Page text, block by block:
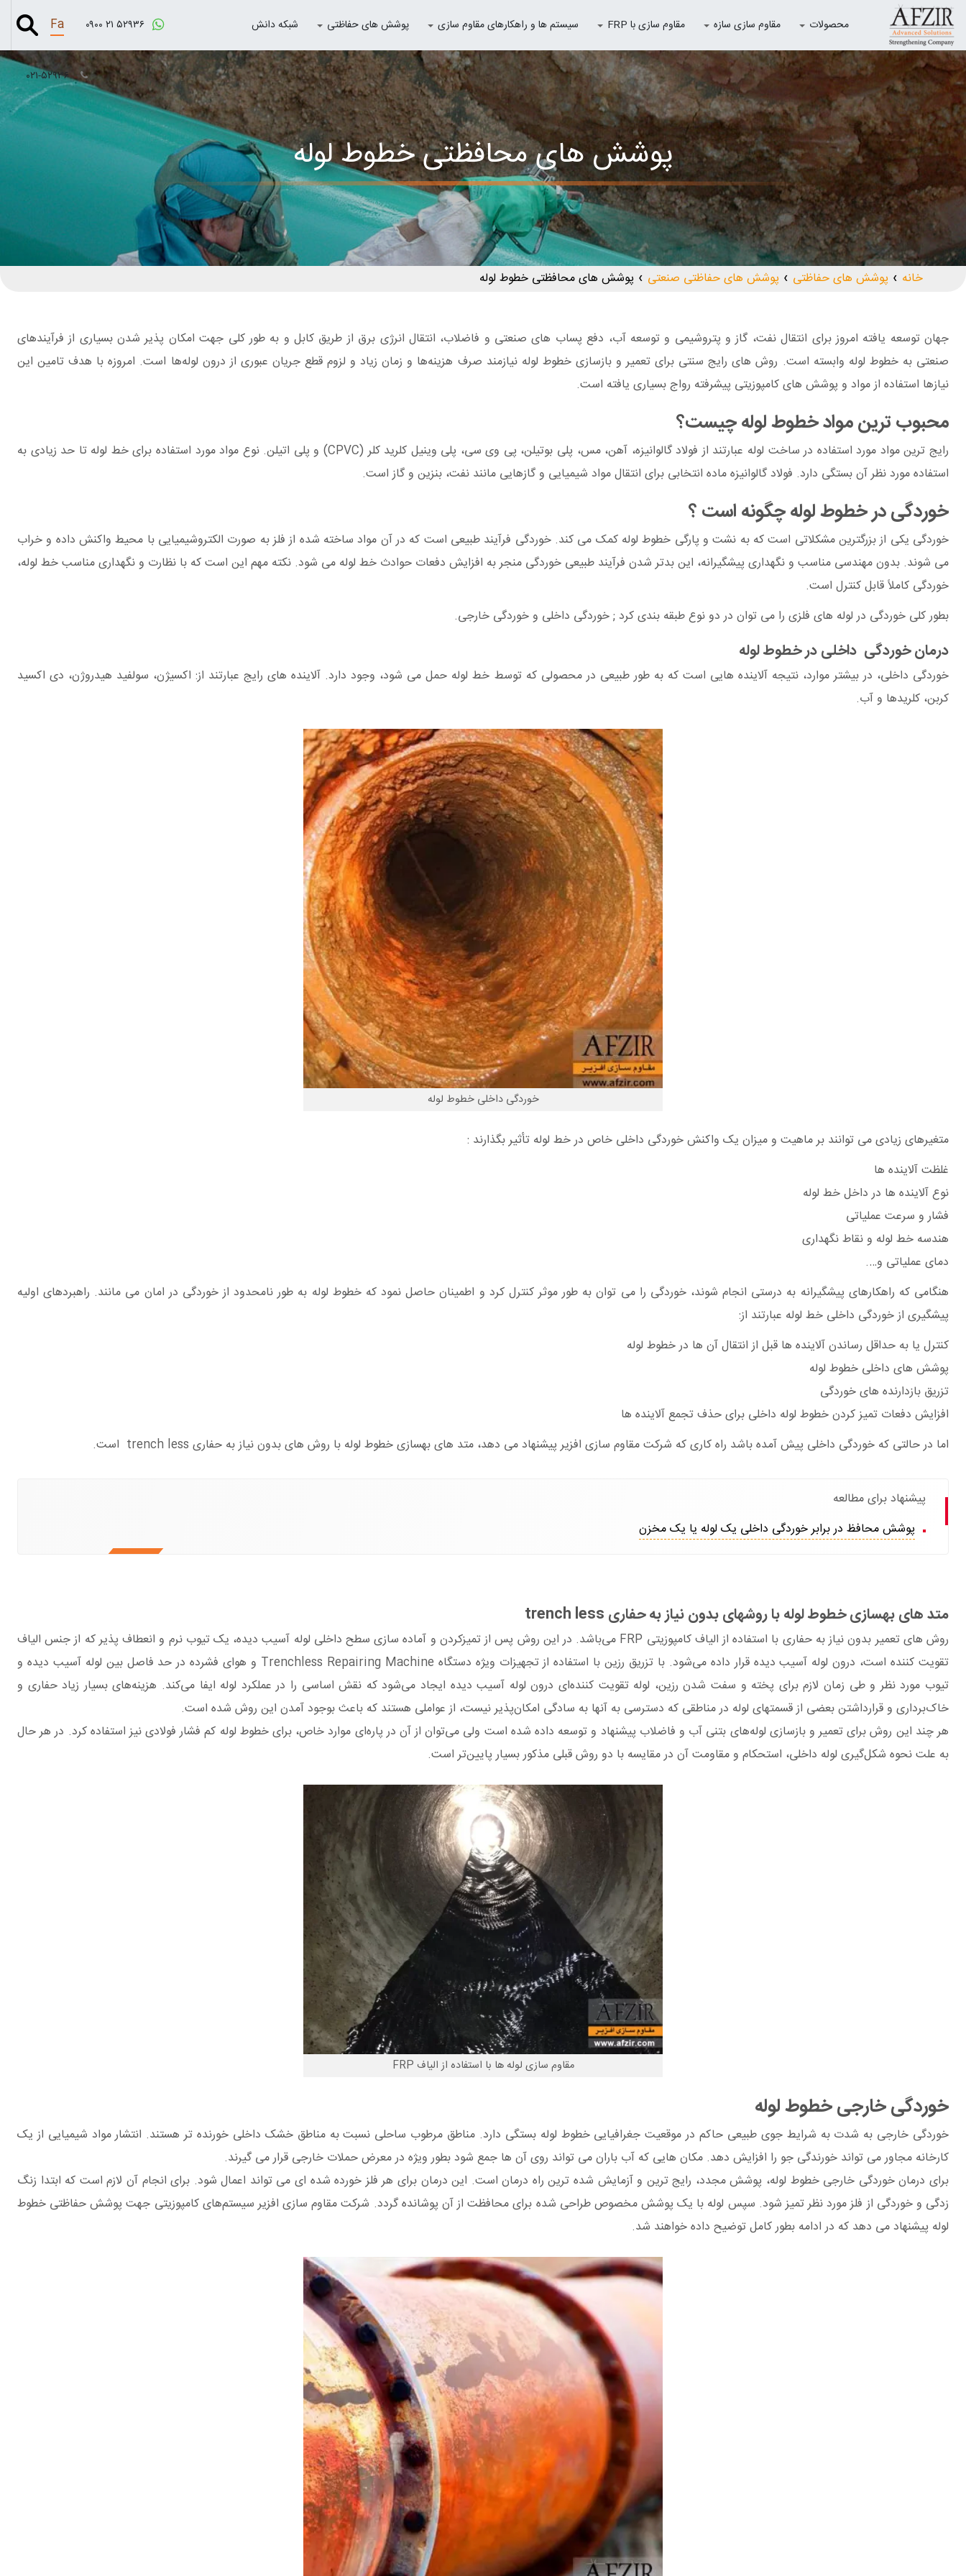
Fa محصولات مقاوم سازی سازه مقاوم سازی با FRP سیستم ها و راهکارهای مقاوم سازی پوشش های حفاظتی شبکه دانش ۰۹۰۰ ۲۱ ۵۲۹۳۶
۰۲۱-۵۲۹۳۶
پوشش های محافظتی خطوط لوله
خانه ❯ پوشش های حفاظتی ❯ پوشش های حفاظتی صنعتی ❯ پوشش های محافظتی خطوط لوله
جهان توسعه یافته امروز برای انتقالنفت، گاز و پتروشیمی و توسعهآب، دفع پساب های صنعتی و فاضلاب، انتقال انرژی برق از طریق کابل و به طور کلی جهت امکان پذیر شدن بسیاری از فرآیندهای
صنعتی بهخطوط لوله وابسته است. روش های رایج سنتی برای تعمیر و بازسازی خطوط لوله نیازمند صرف هزینه‌ها و زمان زیاد و لزوم قطع جریان عبوری از درون لوله‌ها ‌است. امروزه با هدف تامین این
نیاز‌ها استفاده از مواد و پوشش های کامپوزیتی پیشرفته رواج بسیاری یافته ‌است.
محبوب ترین مواد خطوط لوله چیست؟
رایج ترین مواد مورد استفاده در ساخت لوله عبارتند از فولاد گالوانیزه، آهن، مس، پلی بوتیلن، پی وی سی، پلی وینیل کلرید کلر (CPVC) و پلی اتیلن. نوع مواد مورد استفاده برای خط لوله تا حد زیادی به
استفاده مورد نظر آن بستگی دارد. فولاد گالوانیزه ماده انتخابی برای انتقال مواد شیمیایی و گازهایی مانند نفت، بنزین و گاز است.
خوردگی در خطوط لوله چگونه است ؟
خوردگی یکی از بزرگترین مشکلاتی است که به نشت و پارگی خطوط لوله کمک می کند. خوردگی فرآیند طبیعی است که در آن مواد ساخته شده از فلز به صورت الکتروشیمیایی با محیط واکنش داده و خراب
می شوند. بدون مهندسی مناسب و نگهداری پیشگیرانه، این بدتر شدن فرآیند طبیعی خوردگی منجر به افزایش دفعات حوادث خط لوله می شود. نکته مهم این است که با نظارت و نگهداری مناسب خط لوله،
خوردگی کاملاً قابل کنترل است.
بطور کلی خوردگی در لوله های فلزی را می توان در دو نوع طبقه بندی کرد ; خوردگی داخلی و خوردگی خارجی.
درمان خوردگی داخلی در خطوط لوله
خوردگی داخلی، در بیشتر موارد، نتیجه آلاینده هایی است که به طور طبیعی در محصولی که توسط خط لوله حمل می شود، وجود دارد. آلاینده های رایج عبارتند از: اکسیژن، سولفید هیدروژن، دی اکسید
کربن، کلریدها و آب.
خوردگی داخلی خطوط لوله
متغیرهای زیادی می توانند بر ماهیت و میزان یک واکنش خوردگی داخلی خاص در خط لوله تأثیر بگذارند :
غلظت آلاینده ها
نوع آلاینده ها در داخل خط لوله
فشار و سرعت عملیاتی
هندسه خط لوله و نقاط نگهداری
دمای عملیاتی و….
هنگامی که راهکارهای پیشگیرانه به درستی انجام شوند، خوردگی را می توان به طور موثر کنترل کرد و اطمینان حاصل نمود که خطوط لوله به طور نامحدود از خوردگی در امان می مانند. راهبردهای اولیه
پیشگیری از خوردگی داخلی خط لوله عبارتند از:
کنترل یا به حداقل رساندن آلاینده ها قبل از انتقال آن ها در خطوط لوله
پوشش های داخلی خطوط لوله
تزریق بازدارنده های خوردگی
افزایش دفعات تمیز کردن خطوط لوله داخلی برای حذف تجمع آلاینده ها
اما در حالتی که خوردگی داخلی پیش آمده باشد راه کاری که شرکت مقاوم سازی افزیرپیشنهاد می دهد، متد های بهسازی خطوط لوله با روش های بدون نیاز به حفاری trench less است.
پیشنهاد برای مطالعه
پوشش محافظ در برابر خوردگی داخلی یک لوله یا یک مخزن
متد های بهسازی خطوط لوله با روشهای بدون نیاز به حفاری trench less
روش های تعمیر بدون نیاز به حفاری با استفاده از الیاف کامپوزیتی FRP می‌باشد. در این روش پس از تمیز‌کردن و آماده‌ سازی سطح داخلی لوله آسیب‌ دیده، یک تیوب نرم و انعطاف پذیر که از جنس الیاف
تقویت کننده ‌است، درون لوله آسیب دیده قرار داده‌ می‌شود. با تزریق رزین با استفاده از تجهیزات ویژه دستگاه Trenchless Repairing Machine و هوای فشرده در حد فاصل بین لوله آسیب دیده و
تیوب مورد نظر و طی زمان لازم برای پخته و سفت‌ شدن رزین، لوله تقویت‌ کننده‌ای درون لوله آسیب‌ دیده ایجاد می‌شود که نقش اساسی را در عملکرد لوله ایفا می‌کند. هزینه‌های بسیار زیاد حفاری و
خاک‌برداری و قرارداشتن بعضی از قسمتهای لوله در مناطقی که دسترسی به آنها به سادگی امکان‌پذیر نیست، از عواملی هستند که باعث بوجود آمدن این روش شده‌ است.
هر چند این روش برای تعمیر و بازسازی لوله‌های بتنی آب و فاضلاب پیشنهاد و توسعه داده ‌شده ‌است ولی می‌توان از آن در پاره‌ای موارد خاص، برای خطوط لوله کم‌ فشار فولادی نیز استفاده‌ کرد. در هر حال
به علت نحوه شکل‌گیری لوله داخلی، استحکام و مقاومت آن در مقایسه با دو روش قبلی مذکور بسیار پایین‌تر است.
مقاوم سازی لوله ها با استفاده از الیاف FRP
خوردگی خارجی خطوط لوله
خوردگی خارجی به شدت به شرایط جوی طبیعی حاکم در موقعیت جغرافیایی خطوط لوله بستگی دارد. مناطق مرطوب ساحلی نسبت به مناطق خشک داخلی خورنده تر هستند. انتشار مواد شیمیایی از یک
کارخانه مجاور می تواند خورندگی جو را افزایش دهد. مکان هایی که آب باران می تواند روی آن ها جمع شود بطور ویژه در معرض حملات خارجی قرار می گیرند.
برای درمان خوردگی خارجی خطوط لوله، پوشش مجدد، رایج ترین و آزمایش شده ترین راه درمان است. این درمان برای هر فلز خورده شده ای می تواند اعمال شود. برای انجام آن لازم است که ابتدا زنگ
زدگی و خوردگی از فلز مورد نظر تمیز شود. سپس لوله با یک پوشش مخصوص طراحی شده برای محافظت از آن پوشانده گردد. شرکت مقاوم سازی افزیر سیستم‌های کامپوزیتی جهت پوشش حفاظتی خطوط
لوله پیشنهاد می دهد که در ادامه بطور کامل توضیح داده خواهند شد.